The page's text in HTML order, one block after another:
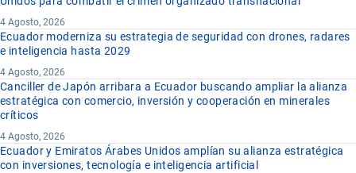
4 Agosto, 2026
Ecuador moderniza su estrategia de seguridad con drones, radares
e inteligencia hasta 2029
4 Agosto, 2026
Canciller de Japón arribara a Ecuador buscando ampliar la alianza
estratégica con comercio, inversión y cooperación en minerales
críticos
4 Agosto, 2026
Ecuador y Emiratos Árabes Unidos amplían su alianza estratégica
con inversiones, tecnología e inteligencia artificial